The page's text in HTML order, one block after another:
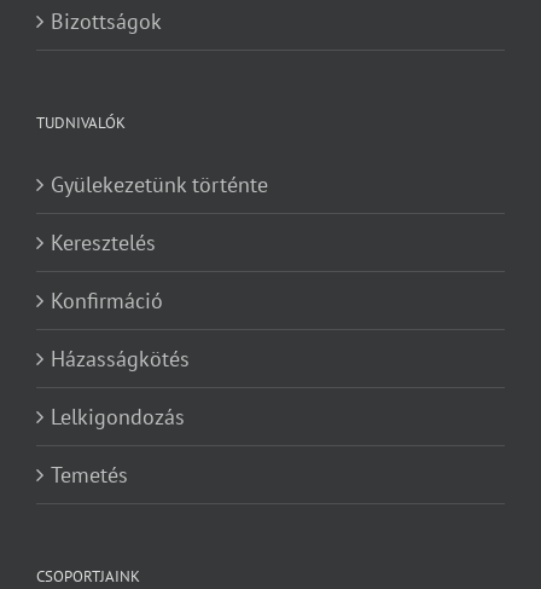
Bizottságok
TUDNIVALÓK
Gyülekezetünk történte
Keresztelés
Konfirmáció
Házasságkötés
Lelkigondozás
Temetés
CSOPORTJAINK